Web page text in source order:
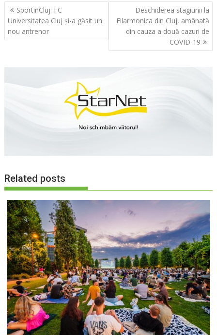
Navigare
în
articole
SportinCluj: FC
Universitatea Cluj și-a găsit un
nou antrenor
Deschiderea stagiunii la
Filarmonica din Cluj, amânată
din cauza a două cazuri de
COVID-19
Related posts